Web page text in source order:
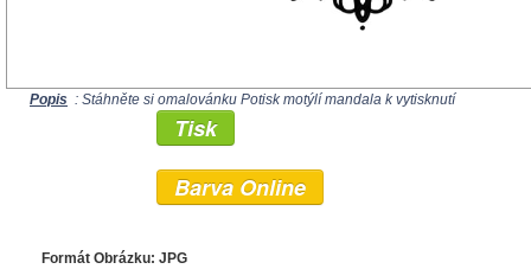
Popis : Stáhněte si omalovánku Potisk motýlí mandala k vytisknutí
Tisk
Barva Online
Formát Obrázku: JPG